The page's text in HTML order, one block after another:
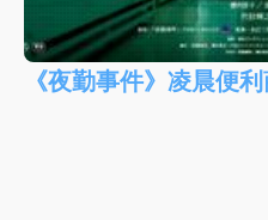
《夜勤事件》凌晨便